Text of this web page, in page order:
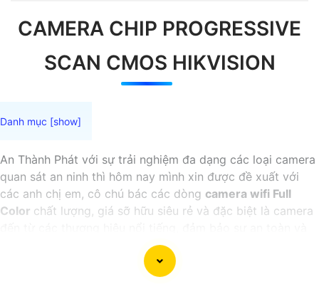
CAMERA CHIP PROGRESSIVE
SCAN CMOS HIKVISION
An Thành Phát với sự trải nghiệm đa dạng các loại camera
quan sát an ninh thì hôm nay mình xin được đề xuất với
các anh chị em, cô chú bác các dòng camera wifi Full
Color chất lượng, giá sỡ hữu siêu rẻ và đặc biệt là camera